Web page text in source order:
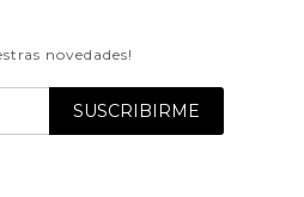
novedades!
SUSCRIBIRME